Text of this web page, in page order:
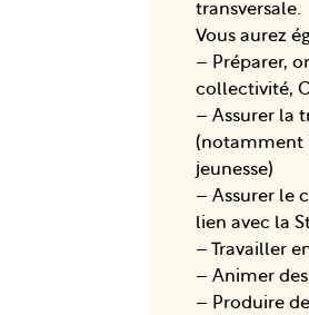
transversale.
Vous aurez
– Préparer,
collectivité,
– Assurer la
(notamment
jeunesse)
– Assurer le
lien avec la
– Travailler
– Animer
– Produire